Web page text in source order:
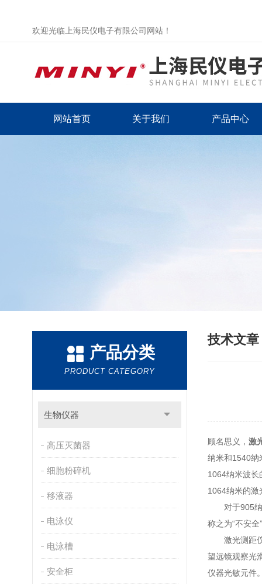
欢迎光临上海民仪电子有限公司网站！
网站首页 关于我们 产品中心
产品分类
PRODUCT CATEGORY
生物仪器
高压灭菌器
细胞粉碎机
移液器
电泳仪
电泳槽
安全柜
技术文章
顾名思义， 激
纳米和1540纳
1064纳米波长
1064纳米的激
对于905纳
称之为“不安全
激光测距仪
望远镜观察光
仪器光敏元件